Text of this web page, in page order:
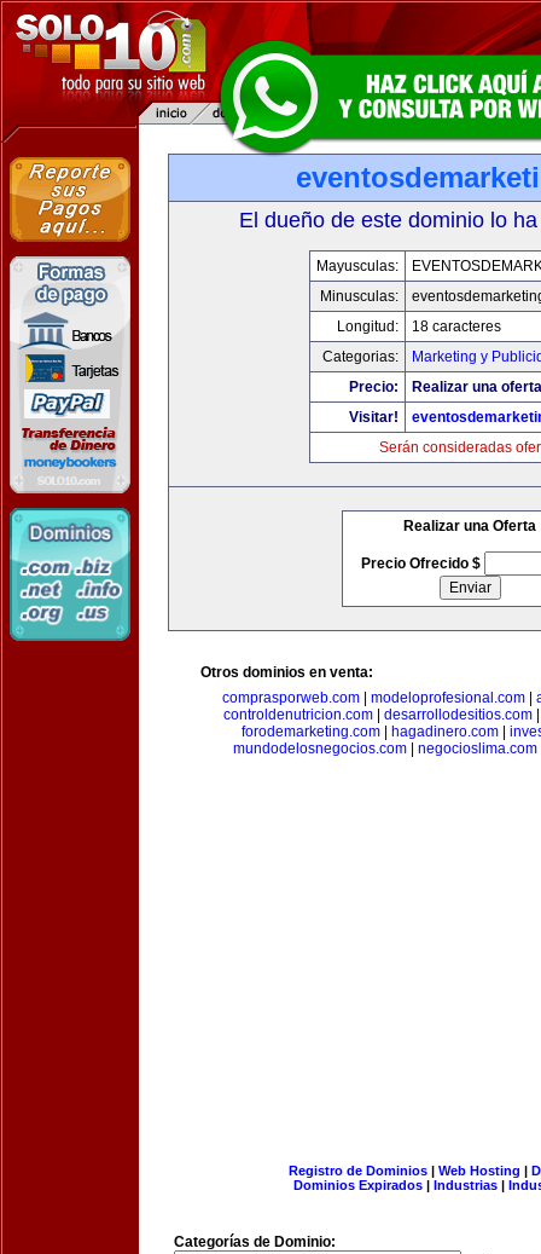
El dueño de este dominio lo
Mayusculas:
Minusculas:
Longitud:
18 caracteres
Categorias:
Marketing y
Precio:
Realizar una
Visitar!
Serán consideradas
Realizar una Oferta
Precio Ofrecido $
Otros dominios en venta:
comprasporweb.com| modeloprofesional.com|
controldenutricion.com
desarrollodesitios.com
forodemarketing.com| hagadinero.com|
mundodelosnegocios.com| negocioslima.com
Registro de Dominios| Web Hosting |
Dominios Expirados | Industrias |
Categorías de Dominio: